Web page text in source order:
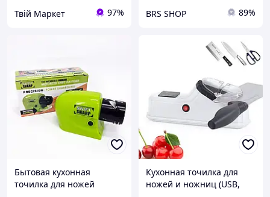
Твій Маркет 97% BRS SHOP 89%
Бытовая кухонная
точилка для ножей
Кухонная точилка для
ножей и ножниц (USB,